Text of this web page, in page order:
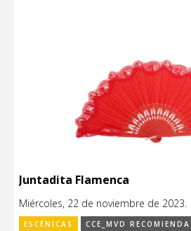
Juntadita Flamenca
Miércoles, 22 de noviembre de 2023.
ESCÉNICAS
CCE_MVD RECOMIENDA